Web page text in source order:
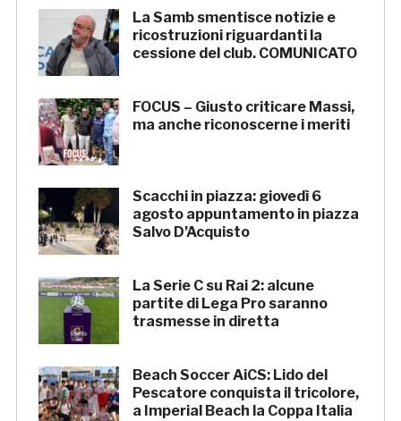
La Samb smentisce notizie e
ricostruzioni riguardanti la
cessione del club. COMUNICATO
FOCUS – Giusto criticare Massi,
ma anche riconoscerne i meriti
Scacchi in piazza: giovedì 6
agosto appuntamento in piazza
Salvo D’Acquisto
La Serie C su Rai 2: alcune
partite di Lega Pro saranno
trasmesse in diretta
Beach Soccer AiCS: Lido del
Pescatore conquista il tricolore,
a Imperial Beach la Coppa Italia